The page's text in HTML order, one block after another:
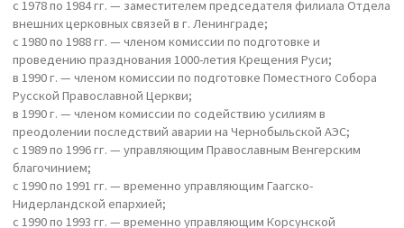
с 1978 по 1984 гг. — заместителем председателя филиала Отдела
внешних церковных связей в г. Ленинграде;
с 1980 по 1988 гг. — членом комиссии по подготовке и
проведению празднования 1000-летия Крещения Руси;
в 1990 г. — членом комиссии по подготовке Поместного Собора
Русской Православной Церкви;
в 1990 г. — членом комиссии по содействию усилиям в
преодолении последствий аварии на Чернобыльской АЭС;
с 1989 по 1996 гг. — управляющим Православным Венгерским
благочинием;
с 1990 по 1991 гг. — временно управляющим Гаагско-
Нидерландской епархией;
с 1990 по 1993 гг. — временно управляющим Корсунской